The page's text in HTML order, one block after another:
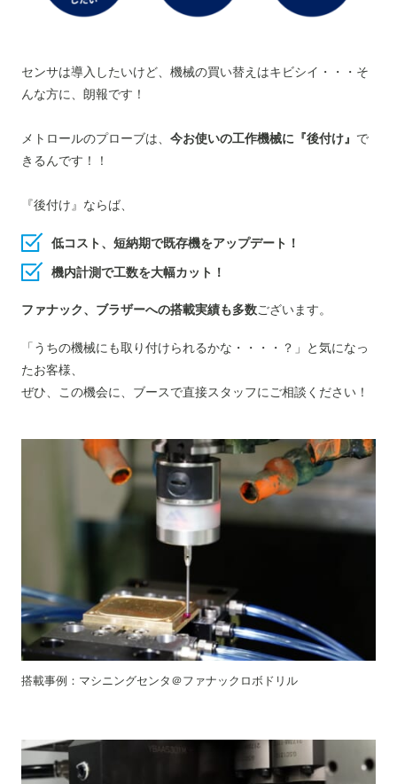
センサは導入したいけど、機械の買い替えはキビシイ・・・そ
んな方に、朗報です！
メトロールのプローブは、 今お使いの工作機械に『後付け』 で
きるんです！！
『後付け』ならば、
低コスト、短納期で既存機をアップデート！
機内計測で工数を大幅カット！
ファナック、ブラザーへの搭載実績も多数ございます。
「うちの機械にも取り付けられるかな・・・・？」と気になっ
たお客様、
ぜひ、この機会に、ブースで直接スタッフにご相談ください！
搭載事例：マシニングセンタ＠ファナックロボドリル